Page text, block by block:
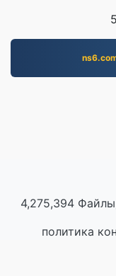
4,275,394
политика